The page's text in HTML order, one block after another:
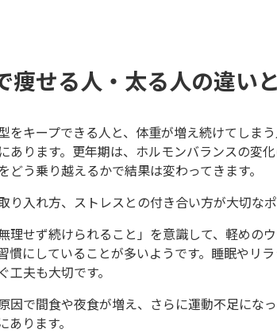
痩せる人・太る人の違い
をキープできる人と、体重が増え続けてしま
あります。更年期は、ホルモンバランスの変
う乗り越えるかで結果は変わってきます。
り入れ方、ストレスとの付き合い方が大切なポ
理せず続けられること」を意識して、軽めの
慣にしていることが多いようです。睡眠やリ
夫も大切です。
因で間食や夜食が増え、さらに運動不足にな
ります。